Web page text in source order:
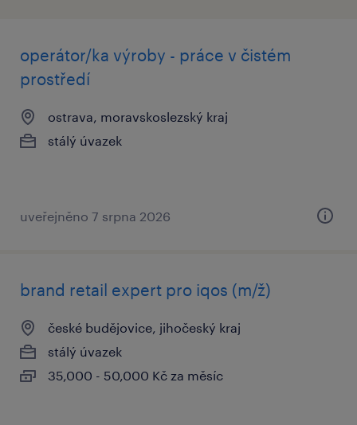
operátor/ka výroby - práce v čistém
prostředí
ostrava, moravskoslezský kraj
stálý úvazek
uveřejněno 7 srpna 2026
brand retail expert pro iqos (m/ž)
české budějovice, jihočeský kraj
stálý úvazek
35,000 - 50,000 Kč za měsíc